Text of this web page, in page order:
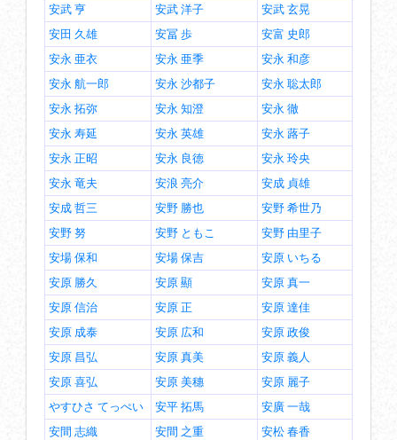
安武 亨
安武 洋子
安武 玄晃
安田 久雄
安冨 歩
安富 史郎
安永 亜衣
安永 亜季
安永 和彦
安永 航一郎
安永 沙都子
安永 聡太郎
安永 拓弥
安永 知澄
安永 徹
安永 寿延
安永 英雄
安永 蕗子
安永 正昭
安永 良徳
安永 玲央
安永 竜夫
安浪 亮介
安成 貞雄
安成 哲三
安野 勝也
安野 希世乃
安野 努
安野 ともこ
安野 由里子
安場 保和
安場 保吉
安原 いちる
安原 勝久
安原 顯
安原 真一
安原 信治
安原 正
安原 達佳
安原 成泰
安原 広和
安原 政俊
安原 昌弘
安原 真美
安原 義人
安原 喜弘
安原 美穗
安原 麗子
やすひさ てっぺい
安平 拓馬
安廣 一哉
安間 志織
安間 之重
安松 春香